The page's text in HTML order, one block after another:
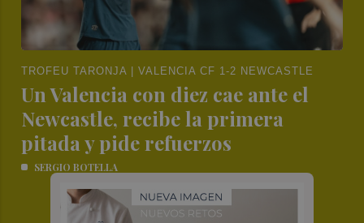
TROFEU TARONJA | VALENCIA CF 1-2 NEWCASTLE
Un Valencia con diez cae ante el
Newcastle, recibe la primera
pitada y pide refuerzos
SERGIO BOTELLA